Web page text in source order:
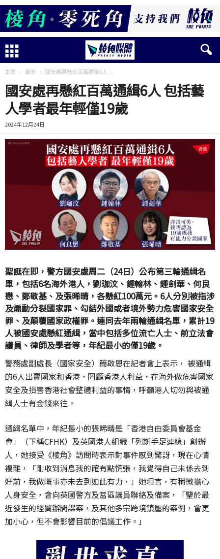
主頁 最新 國安處再懸紅百萬通緝6人 ...
國安處再懸紅百萬通緝6人 包括藝
人學者最年輕僅19歲
2024年12月24日
聖誕在即，警方國安處周二（24日）公布第三輪通緝名
單，包括6名海外港人，劉珈汶、鍾翰林、鍾劍華、何良
懋、鄭敬基、及張晞晴，各懸紅100萬元。6人分別被指涉
及煽動分裂國家罪、勾結外國或者境外勢力危害國家安全
罪、及顛覆國家政權罪。連同去年兩輪通緝名單，累計19
人被國安處懸紅通緝，當中包括多位流亡人士、前立法會
議員、律師及學者等，年紀最小的僅19歲。
警務處副處長（國家安全）簡啟恩在記者會上表示， 被通緝
的6人出賣國家和香港，罔顧香港人利益，在海外做危害國家
安全及損害香港社會整體利益的事情，呼籲港人切勿與被通
緝人士有金錢來往。
通緝名單中，年紀最小的張晞晴是「香港自由委員會基金
會」（下稱CFHK）及英國港人組織「列斯手足連線」創辦
人，她接受《棱角》訪問時表示對事件感到驚訝，現在心情
複雜，「剛收到消息我的確有點慌張，我覺得自己未係去到
好前，我做嘅事亦未去到如此有力，」她坦言，有稍微擔心
人身安全，會向英國警方及當區議員聯絡及備案，「鑒於最
近發生的經貿辦間諜案，及其他多宗跨境鎮壓的案例，會更
加小心，但不會影響目前的倡議工作。」